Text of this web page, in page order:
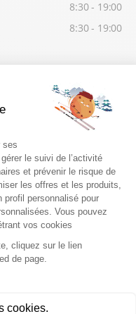
8:30 - 19:00
8:30 - 19:00
8:30 - 19:00
8:30 - 19:00
8:30 - 19:00